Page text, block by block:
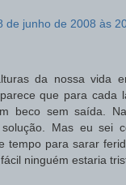
de junho de 2008 às
da nossa vida
que para cada
beco sem saída.
Mas eu sei
tempo para sarar
ninguém estaria